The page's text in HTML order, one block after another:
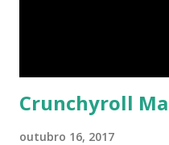
Crunchyroll
outubro 16, 2017